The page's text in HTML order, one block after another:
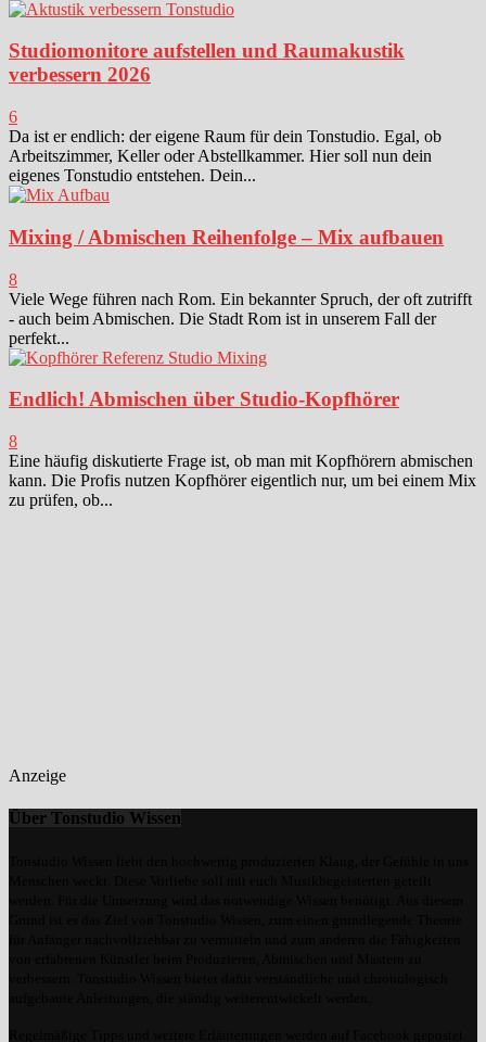
Studiomonitore aufstellen und Raumakustik
verbessern 2026
6
Da ist er endlich: der eigene Raum für dein Tonstudio. Egal, ob
Arbeitszimmer, Keller oder Abstellkammer. Hier soll nun dein
eigenes Tonstudio entstehen. Dein...
Mixing / Abmischen Reihenfolge – Mix aufbauen
8
Viele Wege führen nach Rom. Ein bekannter Spruch, der oft zutrifft
- auch beim Abmischen. Die Stadt Rom ist in unserem Fall der
perfekt...
Endlich! Abmischen über Studio-Kopfhörer
8
Eine häufig diskutierte Frage ist, ob man mit Kopfhörern abmischen
kann. Die Profis nutzen Kopfhörer eigentlich nur, um bei einem Mix
zu prüfen, ob...
Anzeige
Über Tonstudio Wissen